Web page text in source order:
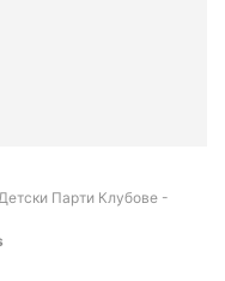
Парти Клубове -